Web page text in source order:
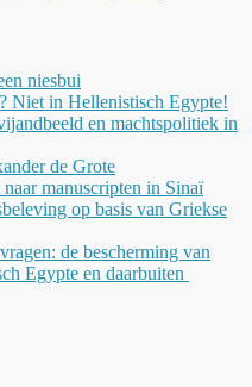
niesbui
Niet in Hellenistisch Egypte!
en machtspolitiek in
de Grote
manuscripten in Sinaï
de bescherming van
Egypte en daarbuiten